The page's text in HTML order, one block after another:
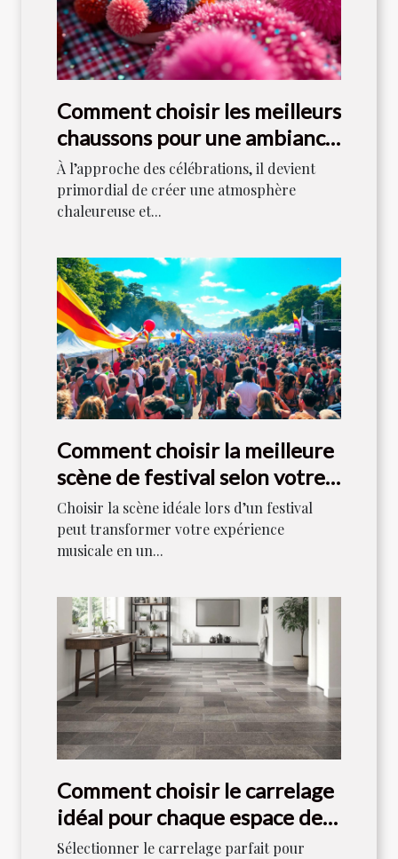
Comment choisir les meilleurs
chaussons pour une ambiance
festive ?
À l’approche des célébrations, il devient
primordial de créer une atmosphère
chaleureuse et...
Comment choisir la meilleure
scène de festival selon votre
style musical ?
Choisir la scène idéale lors d’un festival
peut transformer votre expérience
musicale en un...
Comment choisir le carrelage
idéal pour chaque espace de
votre maison ?
Sélectionner le carrelage parfait pour